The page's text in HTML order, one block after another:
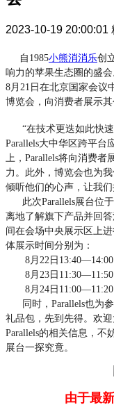
2023-10-19 20:00:01
自1985小熊消消乐创
响力的苹果生态圈的盛
8月21日在北京国家会议
博览会，向消费者展示其
“在技术更迭如此快速
Parallels大中华区跨平台
上，Parallels将向消费
力。此外，博览会也为
倾听他们的心声，让我
此次Parallels展台位于
离地了解旗下产品并回
间在会场中央展示区上
体展示时间分别为：
8月22日13:40—14:00
8月23日11:30—11:50
8月24日11:00—11:20
同时，Parallels也为参
礼品包，先到先得。欢
Parallels的相关信息，不
展台一探究竟。
由于最新查的